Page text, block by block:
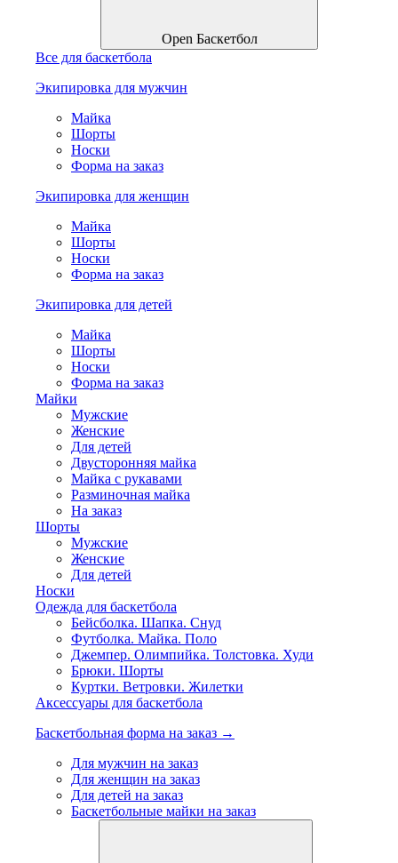
Open Баскетбол
Все для баскетбола
Экипировка для мужчин
Майка
Шорты
Носки
Форма на заказ
Экипировка для женщин
Майка
Шорты
Носки
Форма на заказ
Экипировка для детей
Майка
Шорты
Носки
Форма на заказ
Майки
Мужские
Женские
Для детей
Двусторонняя майка
Майка с рукавами
Разминочная майка
На заказ
Шорты
Мужские
Женские
Для детей
Носки
Одежда для баскетбола
Бейсболка. Шапка. Снуд
Футболка. Майка. Поло
Джемпер. Олимпийка. Толстовка. Худи
Брюки. Шорты
Куртки. Ветровки. Жилетки
Аксессуары для баскетбола
Баскетбольная форма на заказ →
Для мужчин на заказ
Для женщин на заказ
Для детей на заказ
Баскетбольные майки на заказ